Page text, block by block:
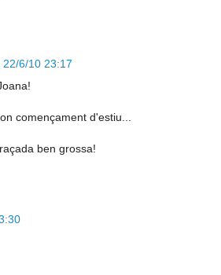
22/6/10 23:17
començament d'estiu...
ben grossa!